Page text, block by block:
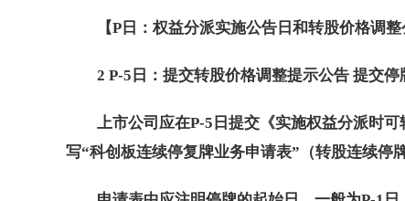
【P日：权益分派实施公告日和转股价格调整
2 P-5日：提交转股价格调整提示公告 提交停
上市公司应在P-5日提交《实施权益分派时
写“科创板连续停复牌业务申请表”（转股连续停